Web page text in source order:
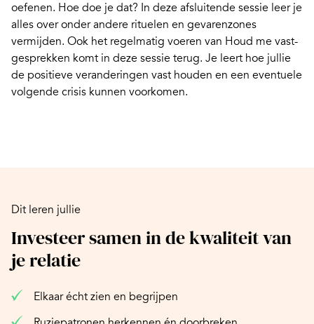
oefenen. Hoe doe je dat? In deze afsluitende sessie leer je
alles over onder andere rituelen en gevarenzones
vermijden. Ook het regelmatig voeren van Houd me vast-
gesprekken komt in deze sessie terug. Je leert hoe jullie
de positieve veranderingen vast houden en een eventuele
volgende crisis kunnen voorkomen.
Dit leren jullie
Investeer samen in de kwaliteit van
je relatie
Elkaar écht zien en begrijpen